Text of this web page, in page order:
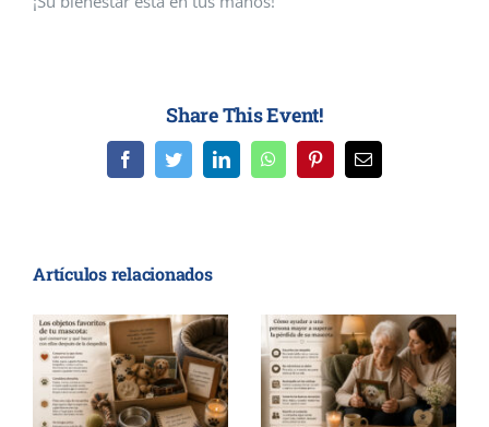
Share This Event!
FacebookTwitterLinkedInWhatsAppPinterestCorreo
Artículos relacionados